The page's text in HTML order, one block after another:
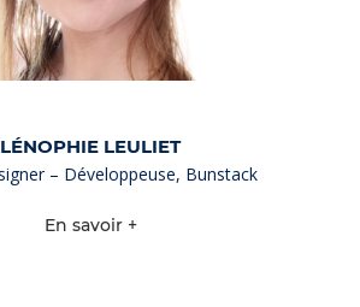
LÉNOPHIE LEULIET
– Développeuse, Bunstack
En savoir +